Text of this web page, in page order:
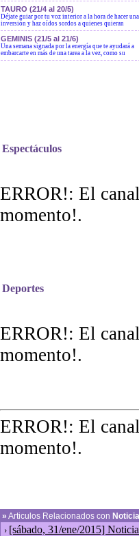
TAURO (21/4 al 20/5)
Déjate guiar por tu voz interior a la hora de hacer una
inversión y haz oídos sordos a quienes quieran
GEMINIS (21/5 al 21/6)
Una semana signada por la energía que te ayudará a
embarcarte en más de una tarea a la vez, como su
Espectáculos
ERROR!: El
momento!.
Deportes
ERROR!: El
momento!.
ERROR!: El
momento!.
» Articulos Relacionados con
› [sábado, 31/ene/2015]